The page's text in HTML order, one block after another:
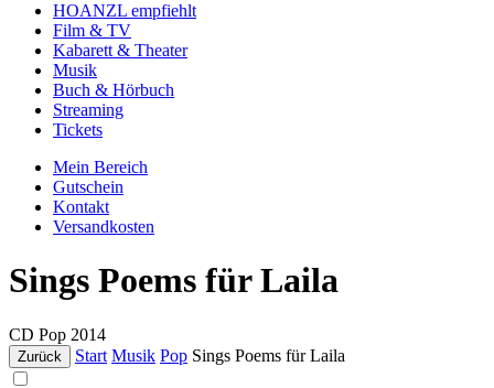
HOANZL empfiehlt
Film & TV
Kabarett & Theater
Musik
Buch & Hörbuch
Streaming
Tickets
Mein Bereich
Gutschein
Kontakt
Versandkosten
Sings Poems für Laila
CD Pop 2014
Zurück Start Musik Pop Sings Poems für Laila